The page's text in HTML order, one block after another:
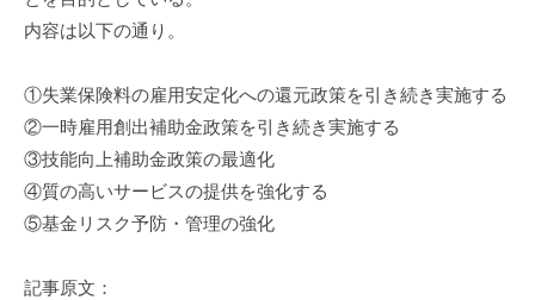
i
o
)
内容は以下の通り。
①失業保険料の雇用安定化への還元政策を引き続き実施する
②一時雇用創出補助金政策を引き続き実施する
③技能向上補助金政策の最適化
④質の高いサービスの提供を強化する
⑤基金リスク予防・管理の強化
記事原文：